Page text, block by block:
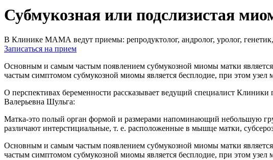
Субмукозная или подслизистая
В Клинике МАМА ведут приемы: репродуктолог, андролог, уролог,
Записаться на прием
Основным и самым частым появлением субмукозной миомы матки
частым симптомом субмукозной миомы является бесплодие, при этом
О перспективах беременности рассказывает ведущий специалист
Валерьевна Шульга:
Матка-это полый орган формой и размерами напоминающий небольшую
различают интерстициальные, т. е. расположенные в мышце матки,
Основным и самым частым появлением субмукозной миомы матки
частым симптомом субмукозной миомы является бесплодие, при этом